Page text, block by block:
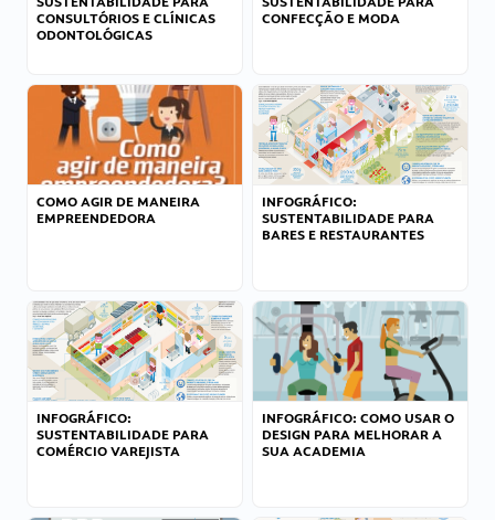
CONSULTÓRIOS E CLÍNICAS
ODONTOLÓGICAS
CONFECÇÃO E MODA
COMO AGIR DE MANEIRA
EMPREENDEDORA
INFOGRÁFICO:
SUSTENTABILIDADE PARA
BARES E RESTAURANTES
INFOGRÁFICO:
SUSTENTABILIDADE PARA
COMÉRCIO VAREJISTA
INFOGRÁFICO: COMO USAR O
DESIGN PARA MELHORAR A
SUA ACADEMIA